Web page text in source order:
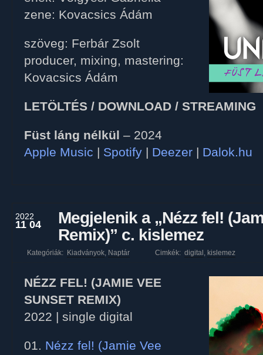
zene: Kovacsics Ádám
szöveg: Ferbár Zsolt
producer, mixing, mastering:
Kovacsics Ádám
LETÖLTÉS / DOWNLOAD / STREAMING
Füst láng nélkül – 2024
Apple Music | Spotify | Deezer | Dalok.hu
2022
11 04
Megjelenik a „Nézz fel!
Remix)” c. kislemez
Kategóriák: Kiadványok, Naptár Cimkék: digital , kislemez
NÉZZ FEL! (JAMIE VEE
SUNSET REMIX)
2022 | single digital
01. Nézz fel! (Jamie Vee